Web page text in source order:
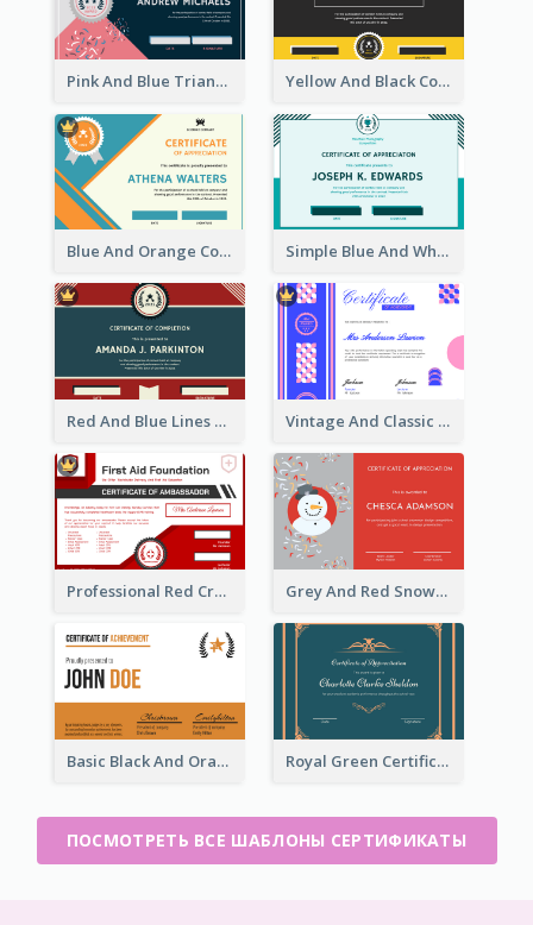
Pink And Blue Triangles Confetti Celebration Certificate Yellow And Black Contrast Simple Certificate
Blue And Orange Company Triangles With Badge Certificate Simple Blue And White Rectangle Certificate
Red And Blue Lines And Badge Completion Certificate Vintage And Classic Vibrant Certificate Design Ideas
Professional Red Cross Shield Certificate Design Template Grey And Red Snowman Cartoon Certificate
Basic Black And Orange Certificate Of Achievement Royal Green Certificate Design For Appreciation
ПОСМОТРЕТЬ ВСЕ ШАБЛОНЫ СЕРТИФИКАТЫ